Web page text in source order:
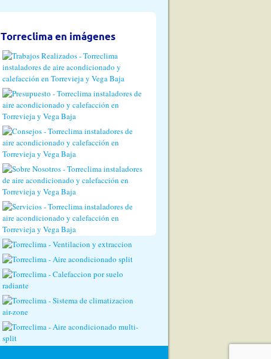
Torreclima en imágenes